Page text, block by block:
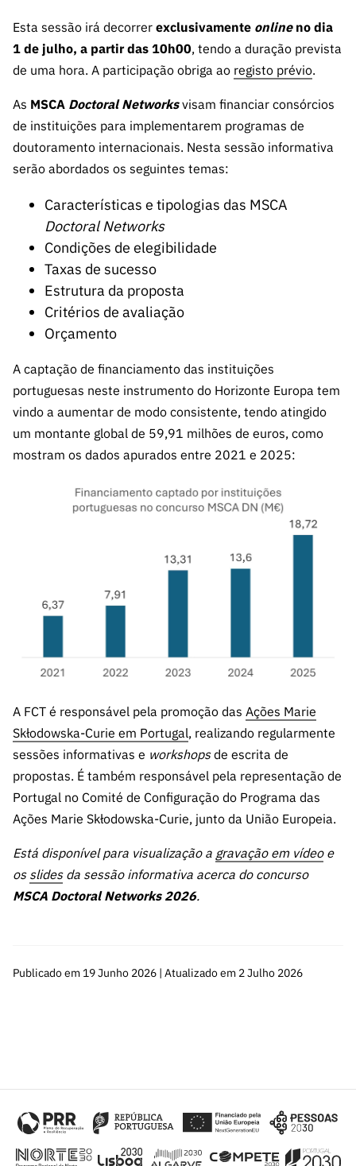
Manifesta
ções de
Interesse
FCCN,
serviços
digitais da
FCT
Denúncia
ão”
Esta sessão irá decorrer exclusivamente onlineno dia
1 de julho, a partir das 10h00, tendo a duração prevista
de uma hora. A participação obriga ao registo prévio.
As MSCA Doctoral Networks visam financiar consórcios
de instituições para implementarem programas de
doutoramento internacionais. Nesta sessão informativa
serão abordados os seguintes temas:
Características e tipologias das MSCA
Doctoral Networks
Condições de elegibilidade
Taxas de sucesso
Estrutura da proposta
Critérios de avaliação
Orçamento
A captação de financiamento das instituições
portuguesas neste instrumento do Horizonte Europa tem
vindo a aumentar de modo consistente, tendo atingido
um montante global de 59,91 milhões de euros, como
mostram os dados apurados entre 2021 e 2025:
A FCT é responsável pela promoção das Ações Marie
Skłodowska-Curie em Portugal, realizando regularmente
sessões informativas e workshopsde escrita de
propostas. É também responsável pela representação de
Portugal no Comité de Configuração do Programa das
Ações Marie Skłodowska-Curie, junto da União Europeia.
Está disponível para visualização a gravação em vídeoe
os slides da sessão informativa acerca do concurso
MSCA Doctoral Networks 2026.
Publicado em 19 Junho 2026 | Atualizado em 2 Julho 2026